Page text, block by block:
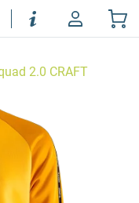
2.0 CRAFT